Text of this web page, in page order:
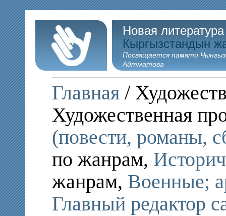
Новая
Кыргызстандын
Посвящается памяти
Айтматова
Главная /
Художественная
(повести, романы,
по жанрам,
жанрам, Военные;
Главный редактор